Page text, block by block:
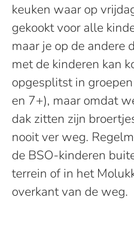
keuken waar op
gekookt voor alle
maar je op de andere
met de kinderen kan
opgesplitst in
en 7+), maar omdat
dak zitten zijn
nooit ver weg.
de BSO-kinderen
terrein of in het
overkant van de weg.